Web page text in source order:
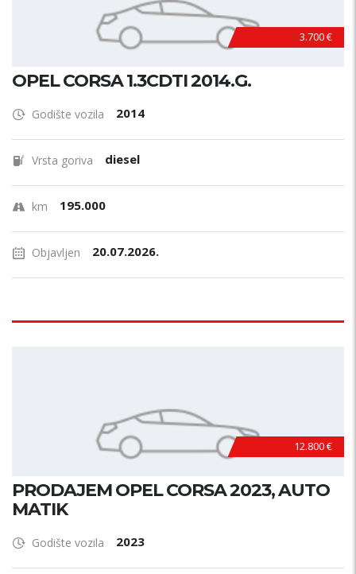
3.700 €
OPEL CORSA 1.3CDTI 2014.G.
Godište vozila 2014
Vrsta goriva diesel
km 195.000
Objavljen 20.07.2026.
12.800 €
PRODAJEM OPEL CORSA 2023, AUTO
MATIK
Godište vozila 2023